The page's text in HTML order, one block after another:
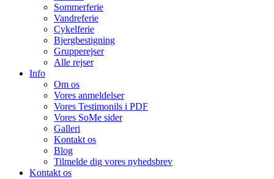
Sommerferie
Vandreferie
Cykelferie
Bjergbestigning
Grupperejser
Alle rejser
Info
Om os
Vores anmeldelser
Vores Testimonils i PDF
Vores SoMe sider
Galleri
Kontakt os
Blog
Tilmelde dig vores nyhedsbrev
Kontakt os